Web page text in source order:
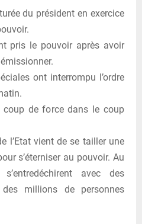
du président en exercice
pris le pouvoir après avoir
ont interrompu l’ordre
de force dans le coup
l’Etat vient de se tailler une
s’éterniser au pouvoir. Au
avec des
millions de personnes